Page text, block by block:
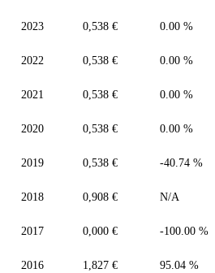
2023 0,538 € 0.00 %
2022 0,538 € 0.00 %
2021 0,538 € 0.00 %
2020 0,538 € 0.00 %
2019 0,538 € -40.74 %
2018 0,908 € N/A
2017 0,000 € -100.00 %
2016 1,827 € 95.04 %